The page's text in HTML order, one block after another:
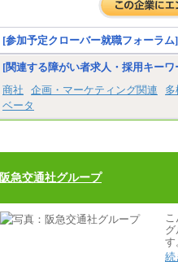
[参加予定クローバー就職フォーラム]
[関連する障がい者求人・採用キーワ
商社
企画・マーケティング関連
ベータ
阪急交通社グループ
す
続